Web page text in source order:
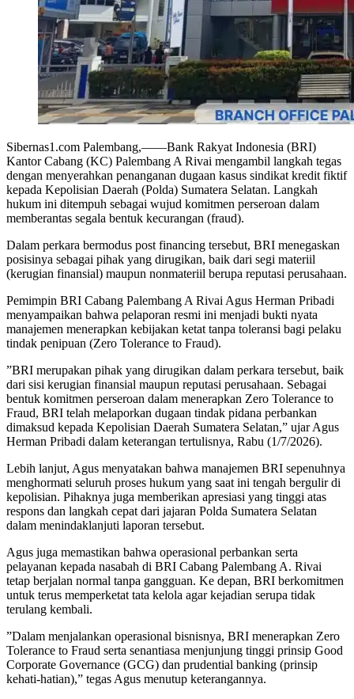
Sibernas1.com Palembang,——Bank Rakyat Indonesia (BRI)
Kantor Cabang (KC) Palembang A Rivai mengambil langkah tegas
dengan menyerahkan penanganan dugaan kasus sindikat kredit fiktif
kepada Kepolisian Daerah (Polda) Sumatera Selatan. Langkah
hukum ini ditempuh sebagai wujud komitmen perseroan dalam
memberantas segala bentuk kecurangan (fraud).
​Dalam perkara bermodus post financing tersebut, BRI menegaskan
posisinya sebagai pihak yang dirugikan, baik dari segi materiil
(kerugian finansial) maupun nonmateriil berupa reputasi perusahaan.
​Pemimpin BRI Cabang Palembang A Rivai Agus Herman Pribadi
menyampaikan bahwa pelaporan resmi ini menjadi bukti nyata
manajemen menerapkan kebijakan ketat tanpa toleransi bagi pelaku
tindak penipuan (Zero Tolerance to Fraud).
​”BRI merupakan pihak yang dirugikan dalam perkara tersebut, baik
dari sisi kerugian finansial maupun reputasi perusahaan. Sebagai
bentuk komitmen perseroan dalam menerapkan Zero Tolerance to
Fraud, BRI telah melaporkan dugaan tindak pidana perbankan
dimaksud kepada Kepolisian Daerah Sumatera Selatan,” ujar Agus
Herman Pribadi dalam keterangan tertulisnya, Rabu (1/7/2026).
​Lebih lanjut, Agus menyatakan bahwa manajemen BRI sepenuhnya
menghormati seluruh proses hukum yang saat ini tengah bergulir di
kepolisian. Pihaknya juga memberikan apresiasi yang tinggi atas
respons dan langkah cepat dari jajaran Polda Sumatera Selatan
dalam menindaklanjuti laporan tersebut.
​Agus juga memastikan bahwa operasional perbankan serta
pelayanan kepada nasabah di BRI Cabang Palembang A. Rivai
tetap berjalan normal tanpa gangguan. Ke depan, BRI berkomitmen
untuk terus memperketat tata kelola agar kejadian serupa tidak
terulang kembali.
​”Dalam menjalankan operasional bisnisnya, BRI menerapkan Zero
Tolerance to Fraud serta senantiasa menjunjung tinggi prinsip Good
Corporate Governance (GCG) dan prudential banking (prinsip
kehati-hatian),” tegas Agus menutup keterangannya.